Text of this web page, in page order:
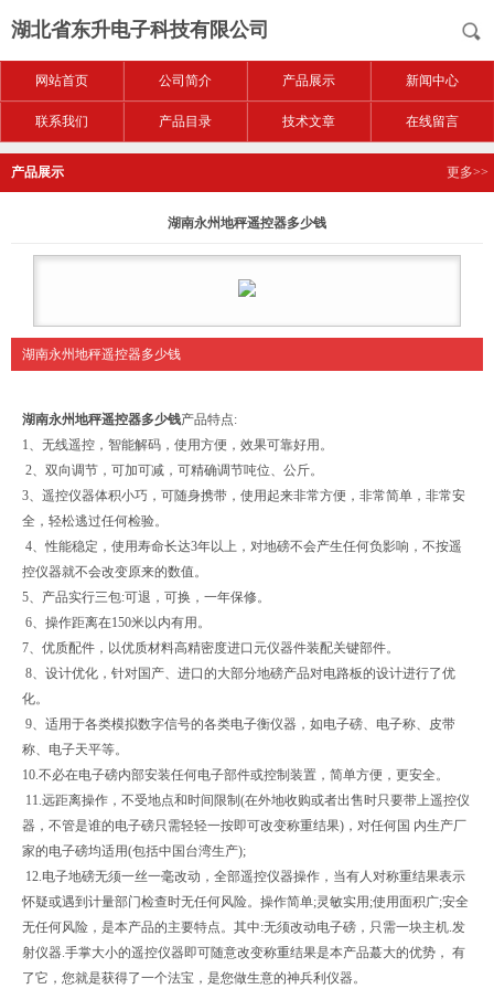
湖北省东升电子科技有限公司
网站首页 公司简介 产品展示 新闻中心
联系我们 产品目录 技术文章 在线留言
产品展示 更多>>
湖南永州地秤遥控器多少钱
湖南永州地秤遥控器多少钱
湖南永州地秤遥控器多少钱产品特点:
1、无线遥控，智能解码，使用方便，效果可靠好用。
2、双向调节，可加可减，可精确调节吨位、公斤。
3、遥控仪器体积小巧，可随身携带，使用起来非常方便，非常简单，非常安
全，轻松逃过任何检验。
4、性能稳定，使用寿命长达3年以上，对地磅不会产生任何负影响，不按遥
控仪器就不会改变原来的数值。
5、产品实行三包:可退，可换，一年保修。
6、操作距离在150米以内有用。
7、优质配件，以优质材料高精密度进口元仪器件装配关键部件。
8、设计优化，针对国产、进口的大部分地磅产品对电路板的设计进行了优
化。
9、适用于各类模拟数字信号的各类电子衡仪器，如电子磅、电子称、皮带
称、电子天平等。
10.不必在电子磅内部安装任何电子部件或控制装置，简单方便，更安全。
11.远距离操作，不受地点和时间限制(在外地收购或者出售时只要带上遥控仪
器，不管是谁的电子磅只需轻轻一按即可改变称重结果)，对任何国 内生产厂
家的电子磅均适用(包括中国台湾生产);
12.电子地磅无须一丝一毫改动，全部遥控仪器操作，当有人对称重结果表示
怀疑或遇到计量部门检查时无任何风险。操作简单;灵敏实用;使用面积广;安全
无任何风险，是本产品的主要特点。其中:无须改动电子磅，只需一块主机.发
射仪器.手掌大小的遥控仪器即可随意改变称重结果是本产品蕞大的优势， 有
了它，您就是获得了一个法宝，是您做生意的神兵利仪器。